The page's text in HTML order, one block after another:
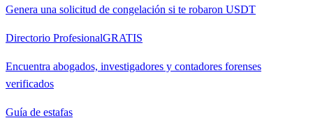
Genera una solicitud de congelación si te robaron USDT
Directorio ProfesionalGRATIS
Encuentra abogados, investigadores y contadores forenses
verificados
Guía de estafas